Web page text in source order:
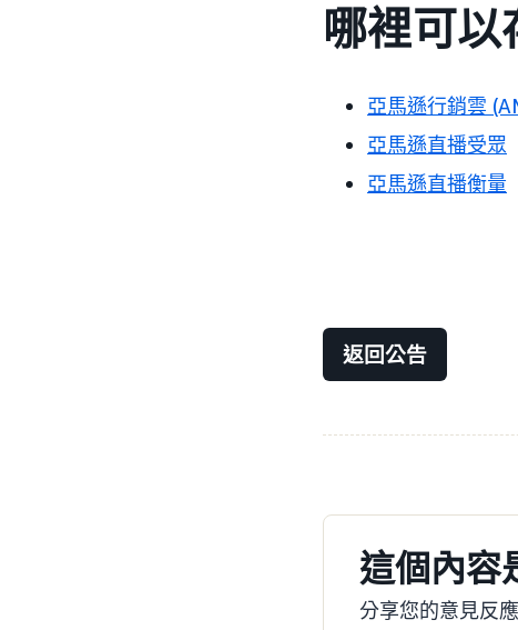
哪裡可以
亞馬遜行銷雲
亞馬遜直播受眾
亞馬遜直播衡量
返回公告
這個內容
分享您的意見反